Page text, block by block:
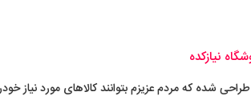
نیازکده
شده که مردم عزیزم بتوانند کالاهای مورد نیاز